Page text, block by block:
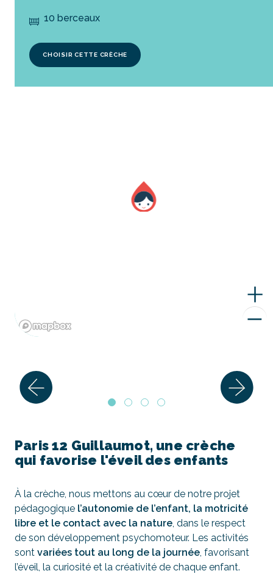
10 berceaux
CHOISIR CETTE CRÈCHE
Paris 12 Guillaumot, une crèche
qui favorise l'éveil des enfants
À la crèche, nous mettons au cœur de notre projet
pédagogique l’autonomie de l’enfant, la motricité
libre et le contact avec la nature, dans le respect
de son développement psychomoteur. Les activités
sont variées tout au long de la journée, favorisant
l’éveil, la curiosité et la créativité de chaque enfant.